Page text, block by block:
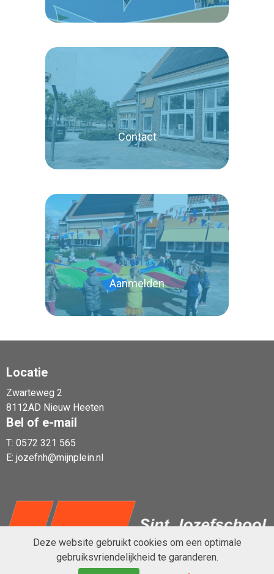
Lees verder
Contact
Lees verder
Aanmelden
Locatie
Zwarteweg 2
8112AD Nieuw Heeten
Bel of e-mail
T: 0572 321 565
E: jozefnh@mijnplein.nl
Deze website gebruikt cookies om een optimale
gebruiksvriendelijkheid te garanderen.